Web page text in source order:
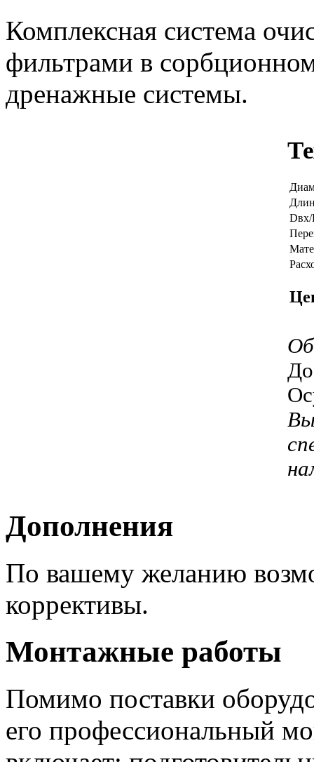
Комплексная система
фильтрами в
дренажные системы.
Дополнения
По вашему желанию
коррективы.
Монтажные работы
Помимо поставки
его профессиональный